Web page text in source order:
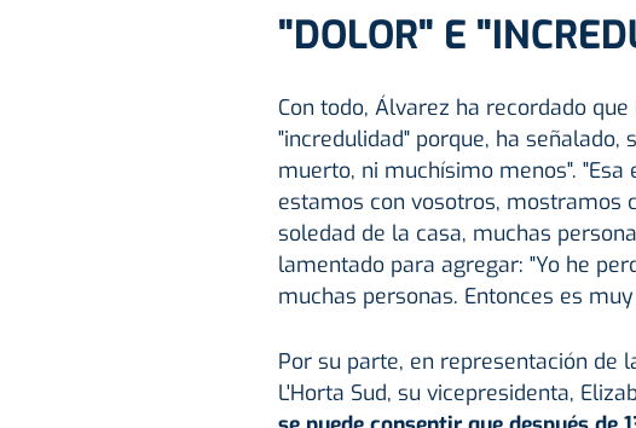
"DOLOR" E
Con todo, Álvarez ha recordado
"incredulidad" porque, ha
muerto, ni muchísimo menos".
estamos con vosotros, mostramos
soledad de la casa, muchas
lamentado para agregar: "Yo he
muchas personas. Entonces es muy
Por su parte, en representación de
L'Horta Sud, su vicepresidenta,